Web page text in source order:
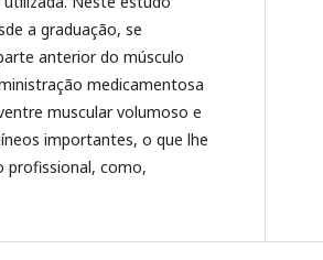
a graduação, se
anterior do músculo
medicamentosa
muscular volumoso e
importantes, o que lhe
profissional, como,